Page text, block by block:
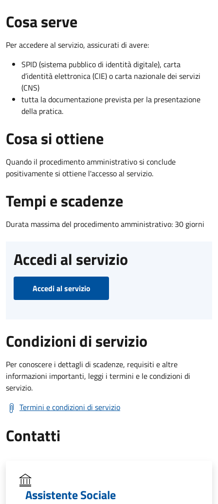
Cosa serve
Per accedere al servizio, assicurati di avere:
SPID (sistema pubblico di identità digitale), carta
d’identità elettronica (CIE) o carta nazionale dei servizi
(CNS)
tutta la documentazione prevista per la presentazione
della pratica.
Cosa si ottiene
Quando il procedimento amministrativo si conclude
positivamente si ottiene l'accesso al servizio.
Tempi e scadenze
Durata massima del procedimento amministrativo: 30 giorni
Accedi al servizio
Accedi al servizio
Condizioni di servizio
Per conoscere i dettagli di scadenze, requisiti e altre
informazioni importanti, leggi i termini e le condizioni di
servizio.
Termini e condizioni di servizio
Contatti
Assistente Sociale